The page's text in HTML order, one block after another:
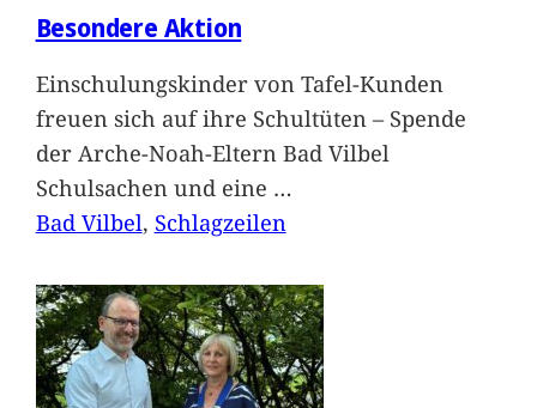
Besondere Aktion
Einschulungskinder von Tafel-Kunden
freuen sich auf ihre Schultüten – Spende
der Arche-Noah-Eltern Bad Vilbel
Schulsachen und eine …
Bad Vilbel, Schlagzeilen